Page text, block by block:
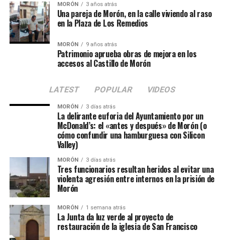
MORÓN 3 años atrás
Una pareja de Morón, en la calle viviendo al raso
en la Plaza de Los Remedios
MORÓN 9 años atrás
Patrimonio aprueba obras de mejora en los
accesos al Castillo de Morón
LATEST POPULAR VIDEOS
MORÓN 3 días atrás
La delirante euforia del Ayuntamiento por un
McDonald’s: el «antes y después» de Morón (o
cómo confundir una hamburguesa con Silicon
Valley)
MORÓN 3 días atrás
Tres funcionarios resultan heridos al evitar una
violenta agresión entre internos en la prisión de
Morón
MORÓN 1 semana atrás
La Junta da luz verde al proyecto de
restauración de la iglesia de San Francisco